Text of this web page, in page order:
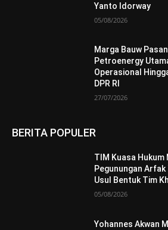
Yanto Idorway
05/08/2026
Marga Bauw
Petroenergy
Operasional
DPR RI
27/07/2026
BERITA POPULER
TIM Kuasa
Pegunungan Arfak
Usul Bentuk Tim
05/08/2026
Yohannes Akwan